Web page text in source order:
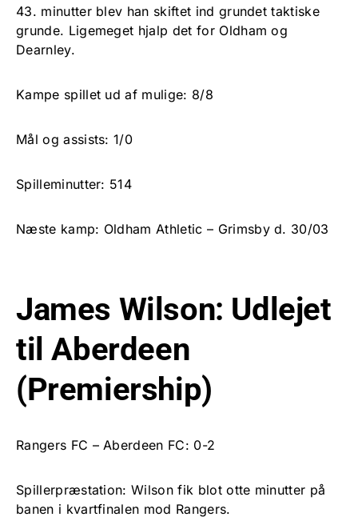
43. minutter blev han skiftet ind grundet taktiske
grunde. Ligemeget hjalp det for Oldham og
Dearnley.
Kampe spillet ud af mulige: 8/8
Mål og assists: 1/0
Spilleminutter: 514
Næste kamp: Oldham Athletic – Grimsby d. 30/03
James Wilson: Udlejet
til Aberdeen
(Premiership)
Rangers FC – Aberdeen FC: 0-2
Spillerpræstation: Wilson fik blot otte minutter på
banen i kvartfinalen mod Rangers.